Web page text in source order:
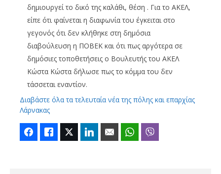
δημιουργεί το δικό της καλάθι, θέση . Για το ΑΚΕΛ,
είπε ότι φαίνεται η διαφωνία του έγκειται στο
γεγονός ότι δεν κλήθηκε στη δημόσια
διαβούλευση η ΠΟΒΕΚ και ότι πως αργότερα σε
δημόσιες τοποθετήσεις ο Βουλευτής του ΑΚΕΛ
Κώστα Κώστα δήλωσε πως το κόμμα του δεν
τάσσεται εναντίον.
Διαβάστε όλα τα τελευταία νέα της πόλης και επαρχίας
Λάρνακας
FacebookLike Twitter LinkedIn Email WhatsApp